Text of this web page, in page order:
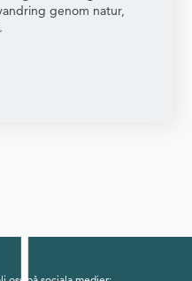
genom natur,